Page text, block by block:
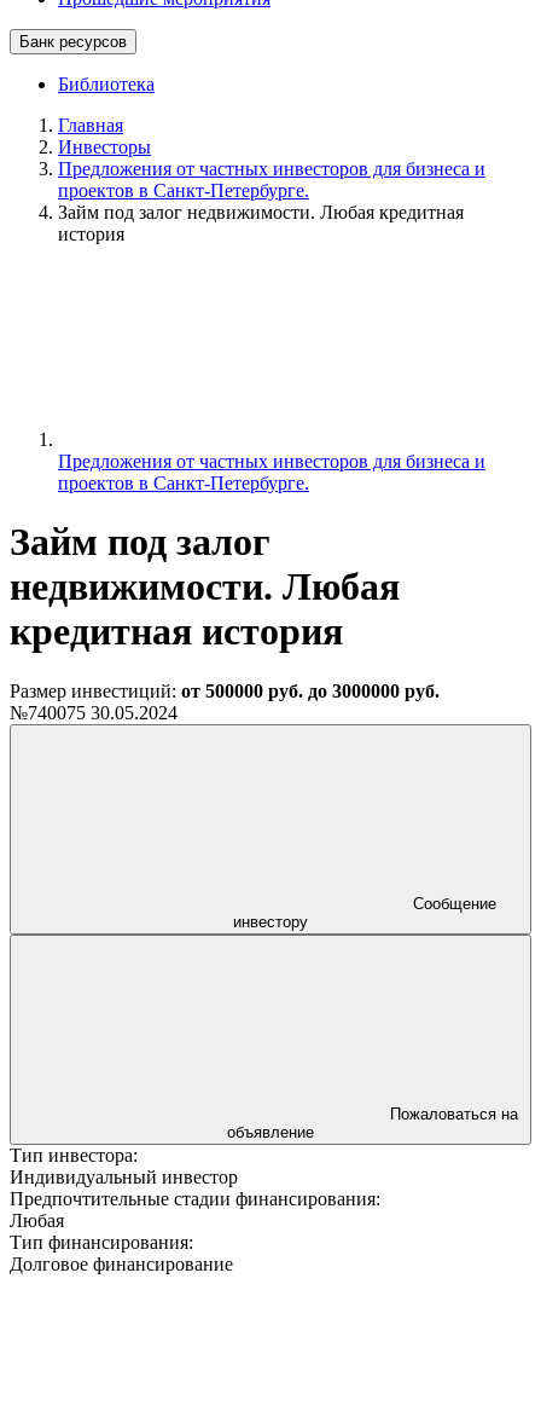
Банк ресурсов
Библиотека
Главная
Инвесторы
Предложения от частных инвесторов для бизнеса и
проектов в Санкт-Петербурге.
Займ под залог недвижимости. Любая кредитная
история
Предложения от частных инвесторов для бизнеса и
проектов в Санкт-Петербурге.
Займ под залог
недвижимости. Любая
кредитная история
Размер инвестиций: от 500000 руб. до 3000000 руб.
№740075 30.05.2024
инвестору
объявление
Тип инвестора:
Индивидуальный инвестор
Предпочтительные стадии финансирования:
Любая
Тип финансирования:
Долговое финансирование